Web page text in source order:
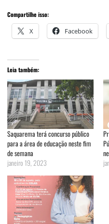
Compartilhe isso:
X Facebook
Leia também:
Saquarema terá concurso público
para a área de educação neste fim
de semana
janeiro 19, 2023